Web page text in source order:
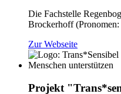
Die Fachstelle
Brockerhoff (Pronomen:
Zur Webseite
Projekt